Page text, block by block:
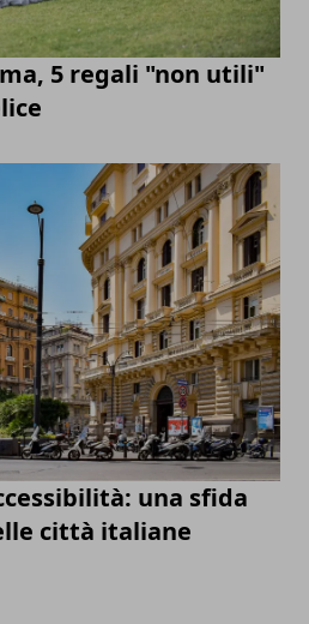
5 regali "non utili"
una sfida
città italiane